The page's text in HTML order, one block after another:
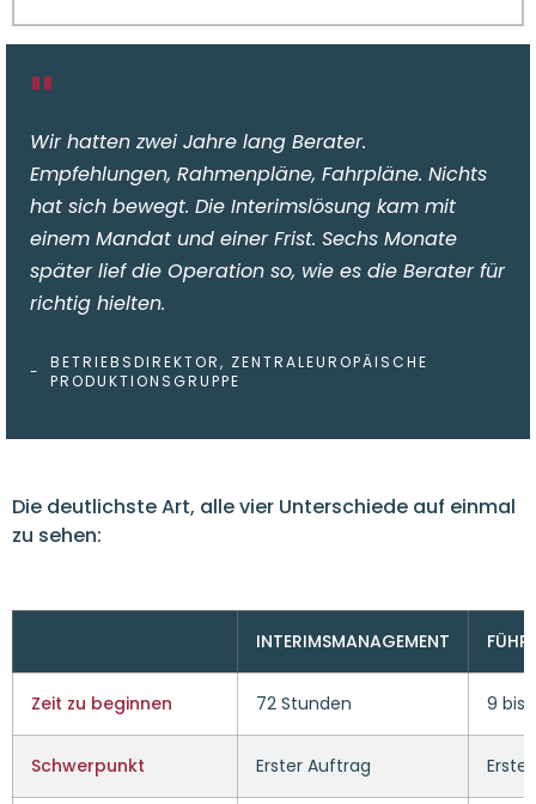
"
Wir hatten zwei Jahre lang Berater.
Empfehlungen, Rahmenpläne, Fahrpläne. Nichts
hat sich bewegt. Die Interimslösung kam mit
einem Mandat und einer Frist. Sechs Monate
später lief die Operation so, wie es die Berater für
richtig hielten.
-
BETRIEBSDIREKTOR, ZENTRALEUROPÄISCHE
PRODUKTIONSGRUPPE
Die deutlichste Art, alle vier Unterschiede auf einmal
zu sehen:
INTERIMSMANAGEMENT
Zeit zu beginnen 72 Stunden 9 bis
Schwerpunkt Erster Auftrag Erste